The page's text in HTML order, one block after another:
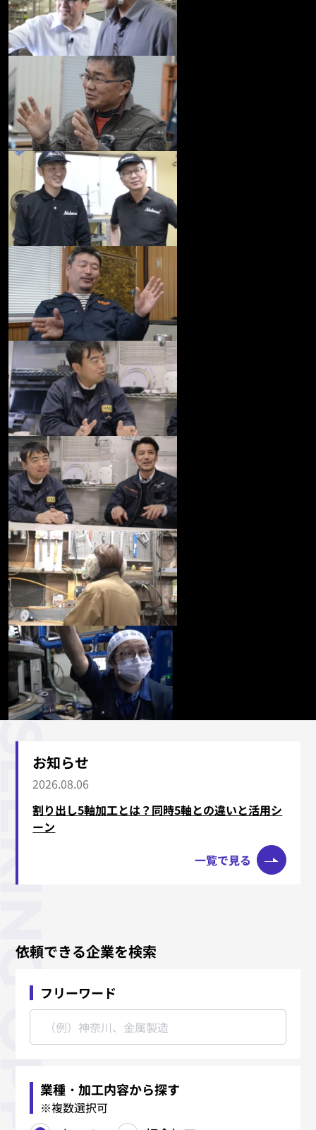
お知らせ
2026.08.06
割り出し5軸加工とは？同時5軸との違いと活用シ
ーン
一覧で見る
依頼できる企業を検索
フリーワード
業種・加工内容から探す
※複数選択可